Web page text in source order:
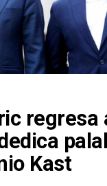
regresa
Kast